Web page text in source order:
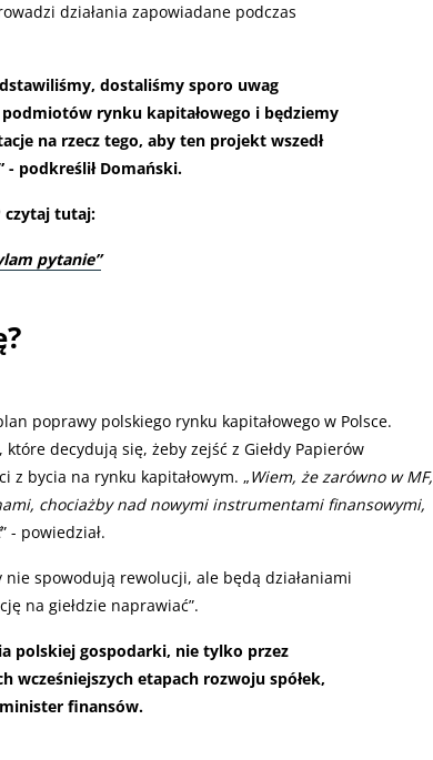
działania zapowiadane podczas
dostaliśmy sporo uwag
rynku kapitałowego i będziemy
na rzecz tego, aby ten projekt wszedł
- podkreślił Domański.
czytaj tutaj:
pytanie”
poprawy polskiego rynku kapitałowego w Polsce.
decydują się, żeby zejść z Giełdy Papierów
z bycia na rynku kapitałowym. „Wiem, że zarówno w MF,
chociażby nad nowymi instrumentami finansowymi,
” - powiedział.
spowodują rewolucji, ale będą działaniami
na giełdzie naprawiać”.
polskiej gospodarki, nie tylko przez
wcześniejszych etapach rozwoju spółek,
minister finansów.